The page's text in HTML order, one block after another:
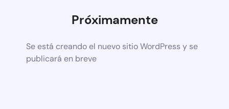
Próximamente
Se está creando el nuevo sitio WordPress y se
publicará en breve